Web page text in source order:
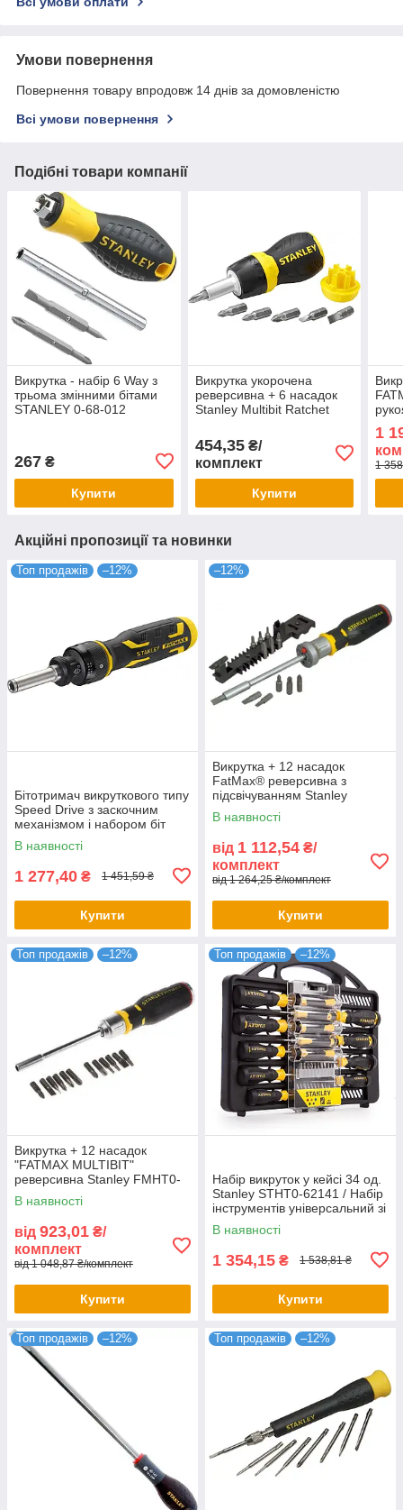
Умови повернення
Повернення товару впродовж 14 днів за домовленістю
Всі умови повернення
Подібні товари компанії
Викрутка - набір 6 Way з
трьома змінними бітами
STANLEY 0-68-012
267 ₴
Купити
Викрутка укорочена
реверсивна + 6 насадок
Stanley Multibit Ratchet
храповим механізмом
454,35₴/
комплект
Купити
1
1
Акційні пропозиції та новинки
Топ продажів –12%
Бітотримач викруткового типу
Speed Drive з заскочним
механізмом і набором біт
STANLEY FMHT62692-0
В наявності
1 277,40 ₴ 1 451,59 ₴
Купити
–12%
Викрутка + 12 насадок
FatMax® реверсивна з
підсвічуванням Stanley
FMHT0-62689
В наявності
від 1 112,54 ₴/
комплект
від 1 264,25 ₴/комплект
Купити
Топ продажів –12%
Викрутка + 12 насадок
"FATMAX MULTIBIT"
реверсивна Stanley FMHT0-
62690
В наявності
від 923,01 ₴/
комплект
від 1 048,87 ₴/комплект
Купити
Топ продажів –12%
Набір викруток у кейсі 34 од.
Stanley STHT0-62141 / Набір
інструментів універсальний зі
сталі
В наявності
1 354,15 ₴ 1 538,81 ₴
Купити
Топ продажів –12% Топ продажів –12%